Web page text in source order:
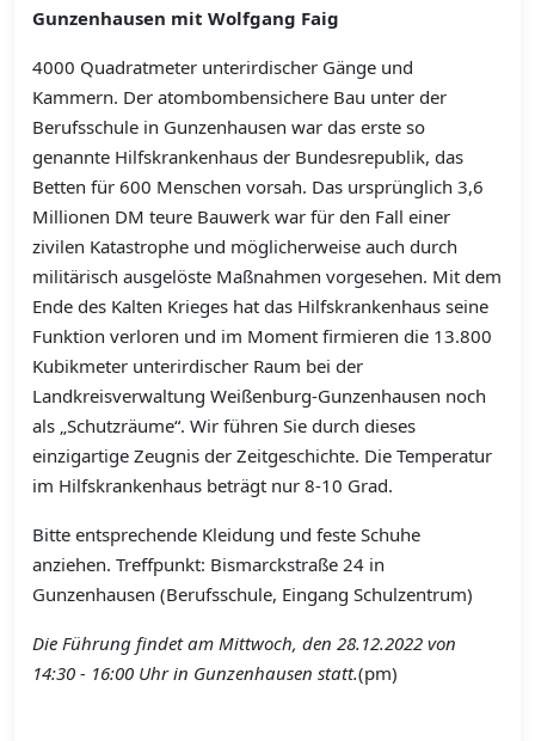
Gunzenhausen mit Wolfgang Faig
4000 Quadratmeter unterirdischer Gänge und
Kammern. Der atombombensichere Bau unter der
Berufsschule in Gunzenhausen war das erste so
genannte Hilfskrankenhaus der Bundesrepublik, das
Betten für 600 Menschen vorsah. Das ursprünglich 3,6
Millionen DM teure Bauwerk war für den Fall einer
zivilen Katastrophe und möglicherweise auch durch
militärisch ausgelöste Maßnahmen vorgesehen. Mit dem
Ende des Kalten Krieges hat das Hilfskrankenhaus seine
Funktion verloren und im Moment firmieren die 13.800
Kubikmeter unterirdischer Raum bei der
Landkreisverwaltung Weißenburg-Gunzenhausen noch
als „Schutzräume“. Wir führen Sie durch dieses
einzigartige Zeugnis der Zeitgeschichte. Die Temperatur
im Hilfskrankenhaus beträgt nur 8-10 Grad.
Bitte entsprechende Kleidung und feste Schuhe
anziehen. Treffpunkt: Bismarckstraße 24 in
Gunzenhausen (Berufsschule, Eingang Schulzentrum)
Die Führung findet am Mittwoch, den 28.12.2022 von
14:30 - 16:00 Uhr in Gunzenhausen statt.(pm)